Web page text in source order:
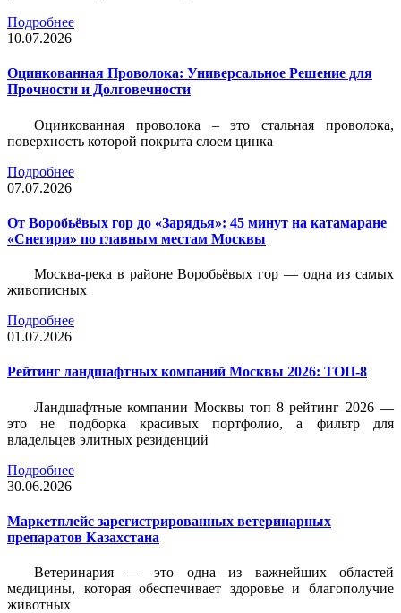
Подробнее
10.07.2026
Оцинкованная Проволока: Универсальное Решение для
Прочности и Долговечности
Оцинкованная проволока – это стальная проволока,
поверхность которой покрыта слоем цинка
Подробнее
07.07.2026
От Воробьёвых гор до «Зарядья»: 45 минут на катамаране
«Снегири» по главным местам Москвы
Москва-река в районе Воробьёвых гор — одна из самых
живописных
Подробнее
01.07.2026
Рейтинг ландшафтных компаний Москвы 2026: ТОП-8
Ландшафтные компании Москвы топ 8 рейтинг 2026 —
это не подборка красивых портфолио, а фильтр для
владельцев элитных резиденций
Подробнее
30.06.2026
Маркетплейс зарегистрированных ветеринарных
препаратов Казахстана
Ветеринария — это одна из важнейших областей
медицины, которая обеспечивает здоровье и благополучие
животных